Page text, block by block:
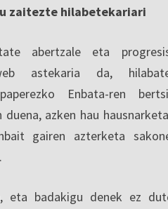
zaitezte hilabetekariari
abertzale eta
astekaria da,
Enbata-ren
azken hau
gairen azterketa
eta badakigu denek ez